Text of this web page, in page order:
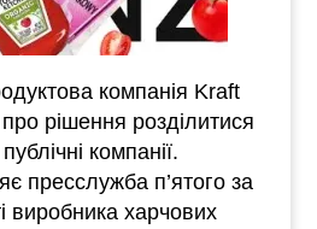
компанія Kraft
рішення розділитися
компанії.
пресслужба п’ятого за
виробника харчових